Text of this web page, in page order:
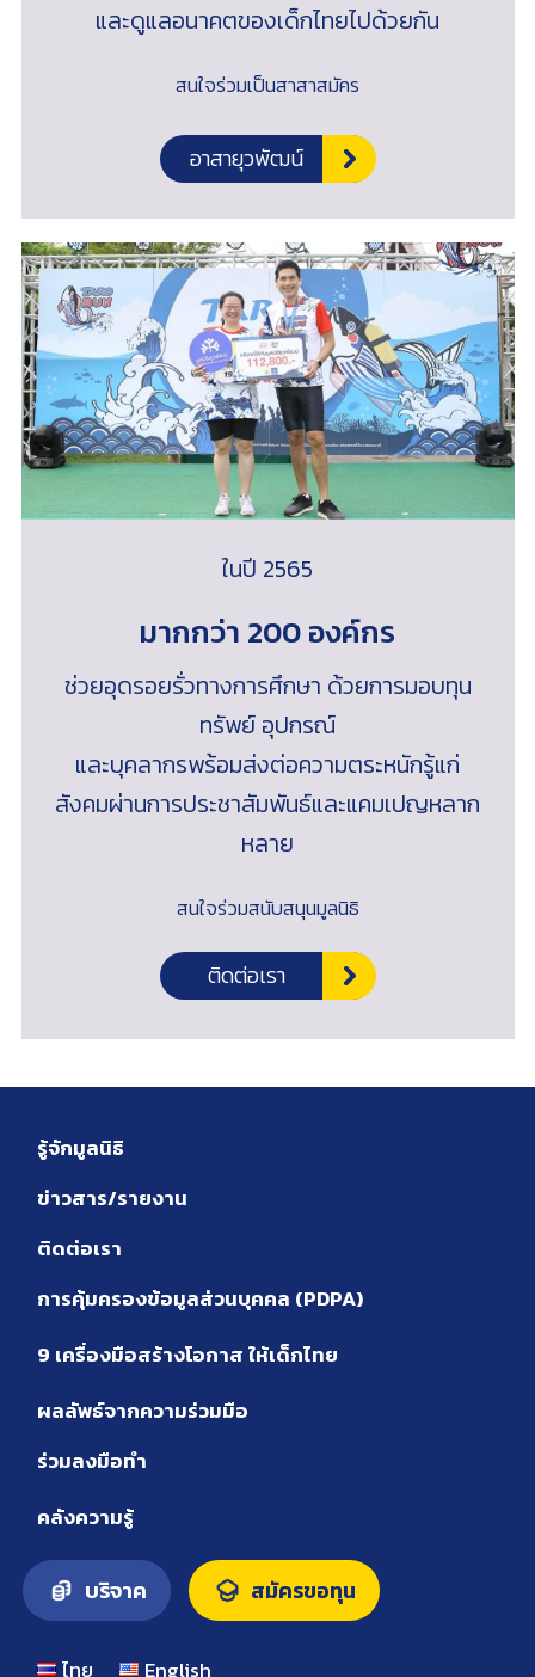
และดูแลอนาคตของเด็กไทยไปด้วยกัน
สนใจร่วมเป็นสาสาสมัคร
อาสายุวพัฒน์
ในปี 2565
มากกว่า 200 องค์กร
ช่วยอุดรอยรั่วทางการศึกษา ด้วยการมอบทุน
ทรัพย์ อุปกรณ์
และบุคลากรพร้อมส่งต่อความตระหนักรู้แก่
สังคมผ่านการประชาสัมพันธ์และแคมเปญหลาก
หลาย
สนใจร่วมสนับสนุนมูลนิธิ
ติดต่อเรา
รู้จักมูลนิธิ
ข่าวสาร/รายงาน
ติดต่อเรา
การคุ้มครองข้อมูลส่วนบุคคล (PDPA)
9 เครื่องมือสร้างโอกาส ให้เด็กไทย
ผลลัพธ์จากความร่วมมือ
ร่วมลงมือทำ
คลังความรู้
บริจาค สมัครขอทุน
ไทย English